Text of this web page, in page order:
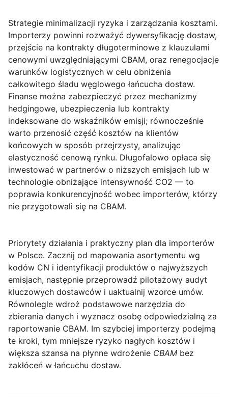
Strategie minimalizacji ryzyka i zarządzania kosztami.
Importerzy powinni rozważyć dywersyfikację dostaw,
przejście na kontrakty długoterminowe z klauzulami
cenowymi uwzględniającymi CBAM, oraz renegocjacje
warunków logistycznych w celu obniżenia
całkowitego śladu węglowego łańcucha dostaw.
Finanse można zabezpieczyć przez mechanizmy
hedgingowe, ubezpieczenia lub kontrakty
indeksowane do wskaźników emisji; równocześnie
warto przenosić część kosztów na klientów
końcowych w sposób przejrzysty, analizując
elastyczność cenową rynku. Długofalowo opłaca się
inwestować w partnerów o niższych emisjach lub w
technologie obniżające intensywność CO2 — to
poprawia konkurencyjność wobec importerów, którzy
nie przygotowali się na CBAM.
Priorytety działania i praktyczny plan dla importerów
w Polsce. Zacznij od mapowania asortymentu wg
kodów CN i identyfikacji produktów o najwyższych
emisjach, następnie przeprowadź pilotażowy audyt
kluczowych dostawców i uaktualnij wzorce umów.
Równolegle wdroż podstawowe narzędzia do
zbierania danych i wyznacz osobę odpowiedzialną za
raportowanie CBAM. Im szybciej importerzy podejmą
te kroki, tym mniejsze ryzyko nagłych kosztów i
większa szansa na płynne wdrożenie CBAM bez
zakłóceń w łańcuchu dostaw.